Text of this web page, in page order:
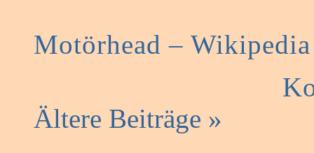
Motörhead – Wikipedia
Ältere Beiträge »